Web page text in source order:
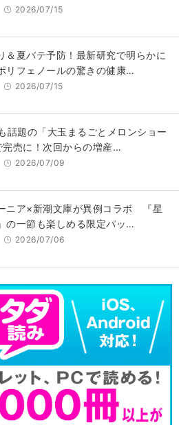
2026/07/15
＆夏バテ予防！最新研究で明らかに
リフェノールの驚きの健康…
2026/07/15
話題の「大玉まるごとメロンショー
完売に！次回からの増産…
2026/07/09
ニア×新潮文庫が異例コラボ 『星
の一節も楽しめる限定パッ…
2026/07/06